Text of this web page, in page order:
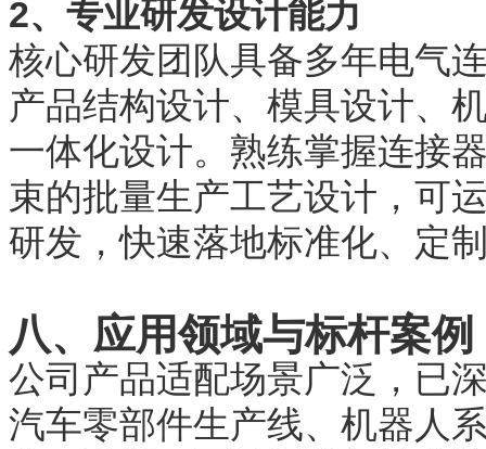
2、专业研发设计能力
核心研发团队具备多年电气
产品结构设计、模具设计、
一体化设计。熟练掌握连接
束的批量生产工艺设计，可
研发，快速落地标准化、定
八、应用领域与标杆案例
公司产品适配场景广泛，已
汽车零部件生产线、机器人